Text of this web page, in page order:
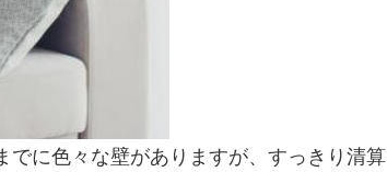
に色々な壁がありますが、すっきり清算